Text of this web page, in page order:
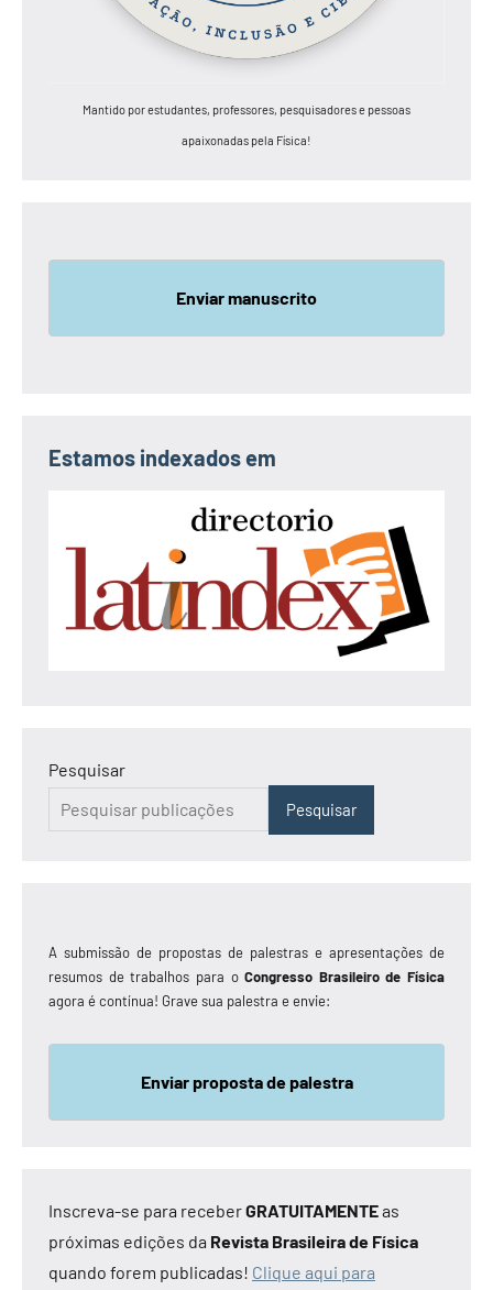
Mantido por estudantes, professores, pesquisadores e pessoas
apaixonadas pela Física!
Enviar manuscrito
Estamos indexados em
Pesquisar
Pesquisar
A submissão de propostas de palestras e apresentações de
resumos de trabalhos para oCongresso Brasileiro de Física
agora é contínua! Grave sua palestra e envie:
Enviar proposta de palestra
Inscreva-se para receberGRATUITAMENTEas
próximas edições da Revista Brasileira de Física
quando forem publicadas! Clique aqui para